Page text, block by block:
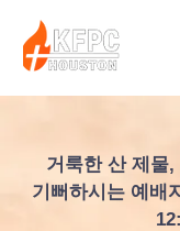
거룩한 산 제물
기뻐하시는 예배